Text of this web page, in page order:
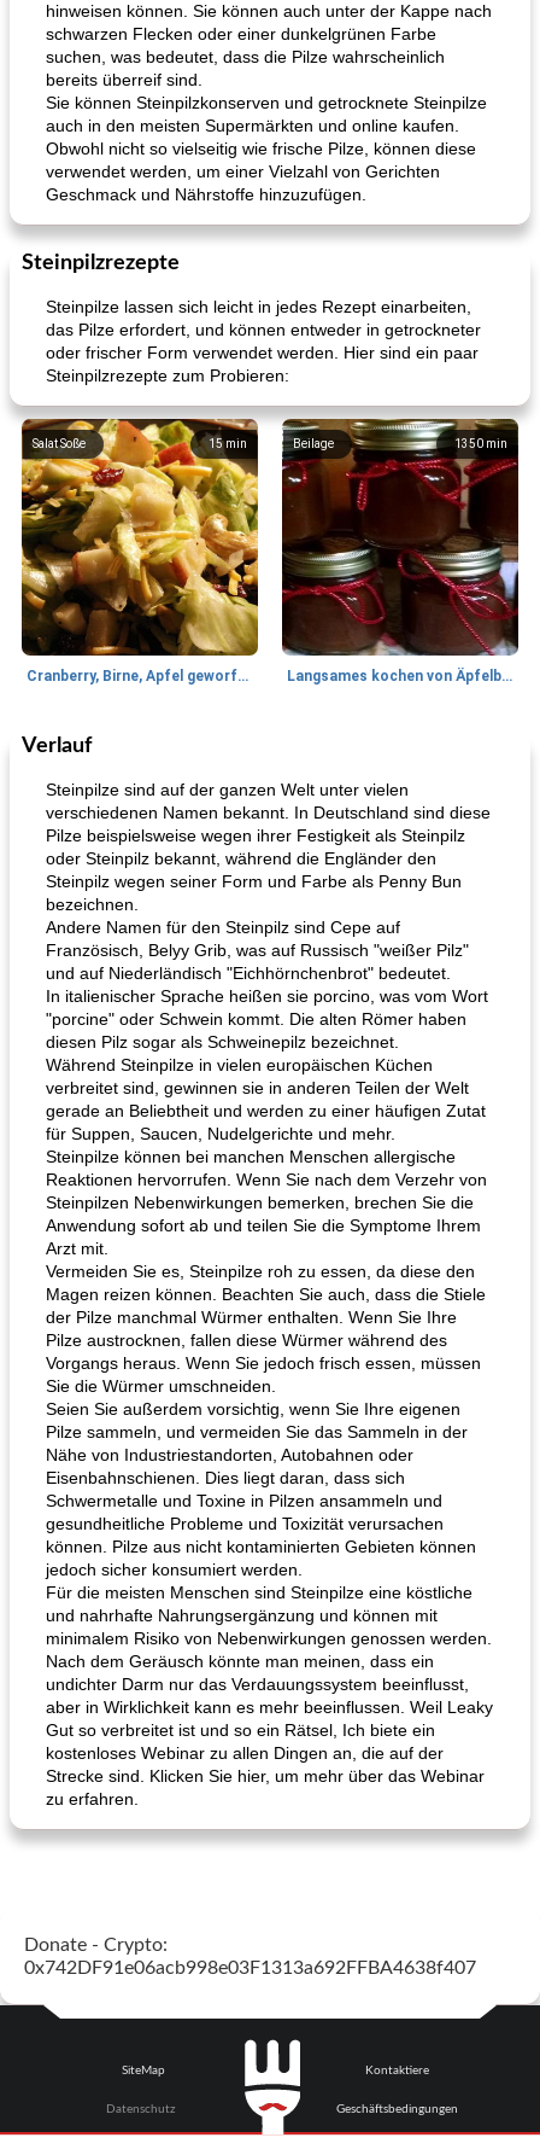
hinweisen können. Sie können auch unter der Kappe nach
schwarzen Flecken oder einer dunkelgrünen Farbe
suchen, was bedeutet, dass die Pilze wahrscheinlich
bereits überreif sind.
Sie können Steinpilzkonserven und getrocknete Steinpilze
auch in den meisten Supermärkten und online kaufen.
Obwohl nicht so vielseitig wie frische Pilze, können diese
verwendet werden, um einer Vielzahl von Gerichten
Geschmack und Nährstoffe hinzuzufügen.
Steinpilzrezepte
Steinpilze lassen sich leicht in jedes Rezept einarbeiten,
das Pilze erfordert, und können entweder in getrockneter
oder frischer Form verwendet werden. Hier sind ein paar
Steinpilzrezepte zum Probieren:
15min
Salat Soße
Cranberry, Birne, Apfel geworfener Salat
1350 min
Beilage
Langsames kochen von Äpfelbutter
Lamm
Tandoori Lammspiesse mit Raita und Couscous
Verlauf
Steinpilze sind auf der ganzen Welt unter vielen
verschiedenen Namen bekannt. In Deutschland sind diese
Pilze beispielsweise wegen ihrer Festigkeit als Steinpilz
oder Steinpilz bekannt, während die Engländer den
Steinpilz wegen seiner Form und Farbe als Penny Bun
bezeichnen.
Andere Namen für den Steinpilz sind Cepe auf
Französisch, Belyy Grib, was auf Russisch "weißer Pilz"
und auf Niederländisch "Eichhörnchenbrot" bedeutet.
In italienischer Sprache heißen sie porcino, was vom Wort
"porcine" oder Schwein kommt. Die alten Römer haben
diesen Pilz sogar als Schweinepilz bezeichnet.
Während Steinpilze in vielen europäischen Küchen
verbreitet sind, gewinnen sie in anderen Teilen der Welt
gerade an Beliebtheit und werden zu einer häufigen Zutat
für Suppen, Saucen, Nudelgerichte und mehr.
Steinpilze können bei manchen Menschen allergische
Reaktionen hervorrufen. Wenn Sie nach dem Verzehr von
Steinpilzen Nebenwirkungen bemerken, brechen Sie die
Anwendung sofort ab und teilen Sie die Symptome Ihrem
Arzt mit.
Vermeiden Sie es, Steinpilze roh zu essen, da diese den
Magen reizen können. Beachten Sie auch, dass die Stiele
der Pilze manchmal Würmer enthalten. Wenn Sie Ihre
Pilze austrocknen, fallen diese Würmer während des
Vorgangs heraus. Wenn Sie jedoch frisch essen, müssen
Sie die Würmer umschneiden.
Seien Sie außerdem vorsichtig, wenn Sie Ihre eigenen
Pilze sammeln, und vermeiden Sie das Sammeln in der
Nähe von Industriestandorten, Autobahnen oder
Eisenbahnschienen. Dies liegt daran, dass sich
Schwermetalle und Toxine in Pilzen ansammeln und
gesundheitliche Probleme und Toxizität verursachen
können. Pilze aus nicht kontaminierten Gebieten können
jedoch sicher konsumiert werden.
Für die meisten Menschen sind Steinpilze eine köstliche
und nahrhafte Nahrungsergänzung und können mit
minimalem Risiko von Nebenwirkungen genossen werden.
Nach dem Geräusch könnte man meinen, dass ein
undichter Darm nur das Verdauungssystem beeinflusst,
aber in Wirklichkeit kann es mehr beeinflussen. Weil Leaky
Gut so verbreitet ist und so ein Rätsel, Ich biete ein
kostenloses Webinar zu allen Dingen an, die auf der
Strecke sind. Klicken Sie hier, um mehr über das Webinar
zu erfahren.
Donate - Crypto:
0x742DF91e06acb998e03F1313a692FFBA4638f407
SiteMap
Datenschutz
Kontaktiere
Geschäftsbedingungen